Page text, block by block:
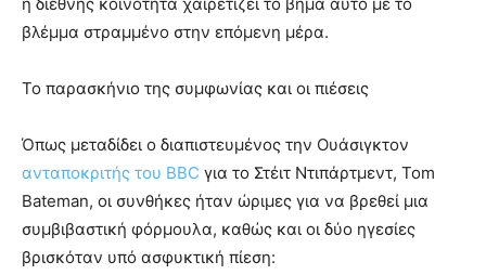
βλέμμα στραμμένο στην επόμενη μέρα.
Το παρασκήνιο της συμφωνίας και οι πιέσεις
Όπως μεταδίδει ο διαπιστευμένος την Ουάσιγκτον
ανταποκριτής του BBC για το Στέιτ Ντιπάρτμεντ, Tom
Bateman, οι συνθήκες ήταν ώριμες για να βρεθεί μια
συμβιβαστική φόρμουλα, καθώς και οι δύο ηγεσίες
βρισκόταν υπό ασφυκτική πίεση: